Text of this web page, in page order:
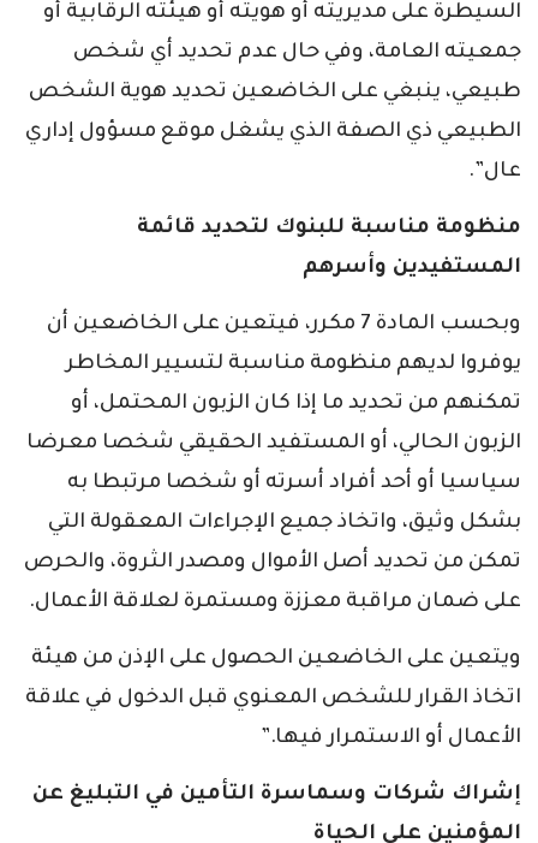
السيطرة على مديريته أو هويته أو هيئته الرقابية أو
جمعيته العامة، وفي حال عدم تحديد أي شخص
طبيعي، ينبغي على الخاضعين تحديد هوية الشخص
الطبيعي ذي الصفة الذي يشغل موقع مسؤول إداري
عال”.
منظومة مناسبة للبنوك لتحديد قائمة
المستفيدين وأسرهم
وبحسب المادة 7 مكرر، فيتعين على الخاضعين أن
يوفروا لديهم منظومة مناسبة لتسيير المخاطر
تمكنهم من تحديد ما إذا كان الزبون المحتمل، أو
الزبون الحالي، أو المستفيد الحقيقي شخصا معرضا
سياسيا أو أحد أفراد أسرته أو شخصا مرتبطا به
بشكل وثيق، واتخاذ جميع الإجراءات المعقولة التي
تمكن من تحديد أصل الأموال ومصدر الثروة، والحرص
على ضمان مراقبة معززة ومستمرة لعلاقة الأعمال.
ويتعين على الخاضعين الحصول على الإذن من هيئة
اتخاذ القرار للشخص المعنوي قبل الدخول في علاقة
الأعمال أو الاستمرار فيها.”
إشراك شركات وسماسرة التأمين في التبليغ عن
المؤمنين على الحياة